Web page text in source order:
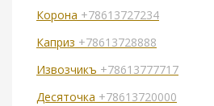
Корона +78613727234
Каприз +78613728888
Извозчикъ +78613777717
Десяточка +78613720000